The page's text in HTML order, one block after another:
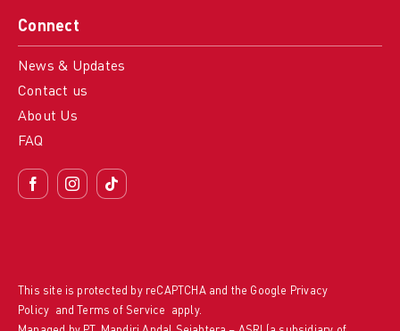
Connect
News & Updates
Contact us
About Us
FAQ
This site is protected by reCAPTCHA and the Google Privacy
Policy and Terms of Service apply.